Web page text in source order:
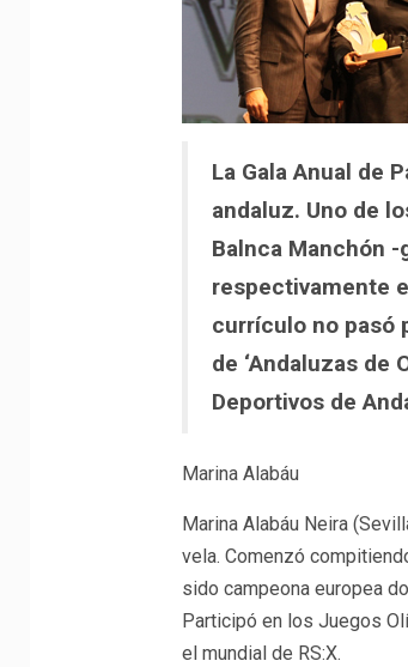
La Gala Anual de
andaluz. Uno de
Balnca Manchón
respectivamente
currículo no pasó
de ‘Andaluzas de
Deportivos de
Marina Alabáu
Marina Alabáu Neira
vela. Comenzó
sido campeona europea
Participó en los Juegos
el mundial de RS:X.